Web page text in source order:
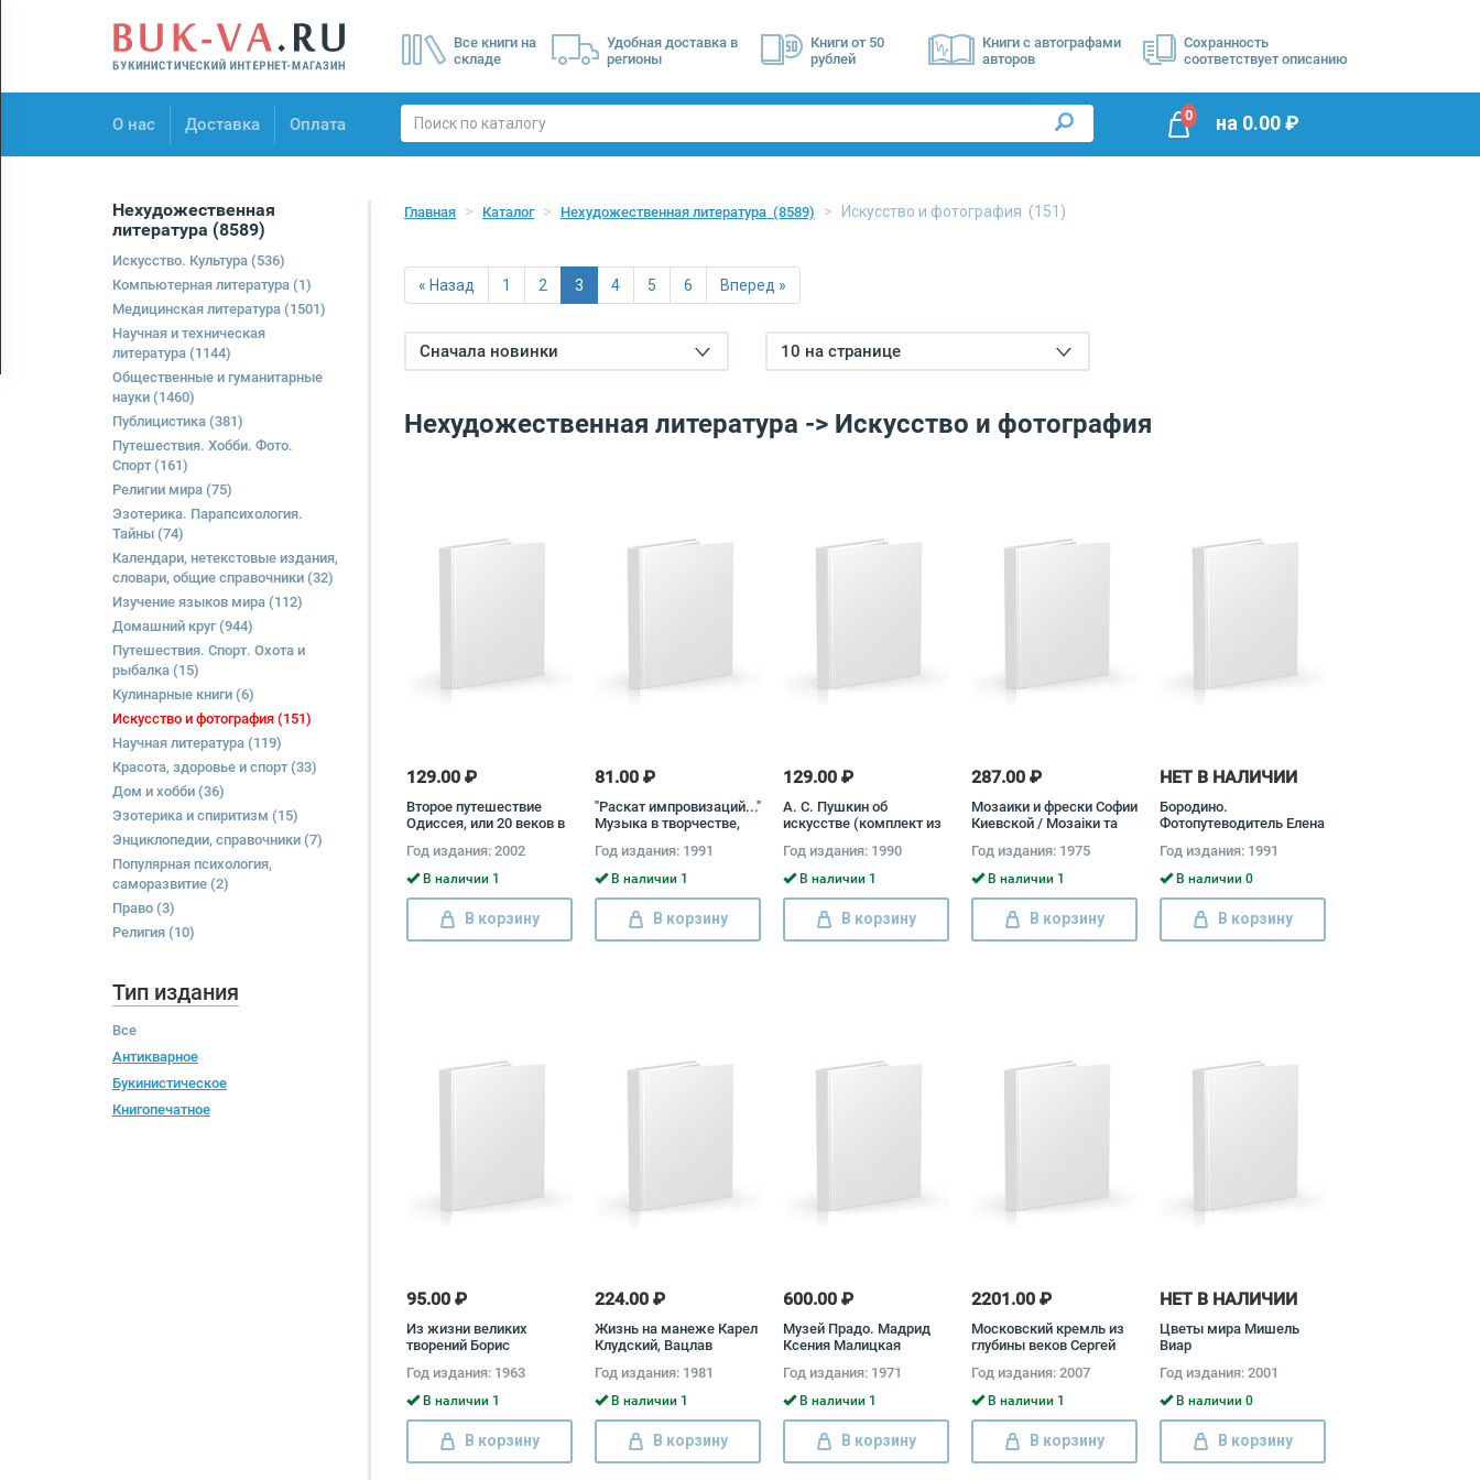
Все книги на
складе
Удобная доставка в
регионы
Книги от 50
рублей
Книги с автографами
авторов
Сохранность
соответствует описанию
О нас Доставка Оплата
О нас
0 на 0.00₽
Нехудожественная
литература (8589)
Искусство. Культура (536)
Компьютерная литература (1)
Медицинская литература (1501)
Научная и техническая
литература (1144)
Общественные и гуманитарные
науки (1460)
Публицистика (381)
Путешествия. Хобби. Фото.
Спорт(161)
Религии мира (75)
Эзотерика. Парапсихология.
Тайны (74)
Календари, нетекстовые издания,
словари, общие справочники (32)
Изучение языков мира (112)
Домашний круг(944)
Путешествия. Спорт. Охота и
рыбалка (15)
Кулинарные книги (6)
Искусство и фотография (151)
Научная литература (119)
Красота, здоровье и спорт(33)
Дом и хобби (36)
Эзотерика и спиритизм (15)
Энциклопедии, справочники (7)
Популярная психология,
саморазвитие (2)
Право (3)
Религия (10)
Тип издания
Все
Антикварное
Букинистическое
Книгопечатное
Главная Каталог Нехудожественная литература (8589) Искусство и фотография (151)
« Назад 1 2 3 4 5 6 Вперед »
Сначала новинки 10 на странице
Нехудожественная литература -> Искусство и фотография
129.00 ₽
Второе путешествие
Одиссея, или 20 веков в
истины и любви Олег
Суворов
Год издания: 2002
В наличии 1
В корзину
81.00 ₽
"Раскат импровизаций..."
Музыка в творчестве,
Пастернака
Год издания: 1991
В наличии 1
В корзину
129.00 ₽
А. С. Пушкин об
искусстве (комплект из
Пушкин
Год издания: 1990
В наличии 1
В корзину
287.00 ₽
Мозаики и фрески Софии
Киевской / Мозаiки та
Mosaics and Frescoes of
St. Sophia's Cathedral of
Kiev I. Тоцька
Год издания: 1975
В наличии 1
В корзину
НЕТ В НАЛИЧИИ
Бородино.
Фотопутеводитель Елена
Год издания: 1991
В наличии 0
В корзину
95.00 ₽
Из жизни великих
творений Борис
Год издания: 1963
В наличии 1
В корзину
224.00 ₽
Жизнь на манеже Карел
Клудский, Вацлав
Год издания: 1981
В наличии 1
В корзину
600.00 ₽
Музей Прадо. Мадрид
Ксения Малицкая
Год издания: 1971
В наличии 1
В корзину
2201.00 ₽
Московский кремль из
глубины веков Сергей
Журавлева
Год издания: 2007
В наличии 1
В корзину
НЕТ В НАЛИЧИИ
Цветы мира Мишель
Виар
Год издания: 2001
В наличии 0
В корзину